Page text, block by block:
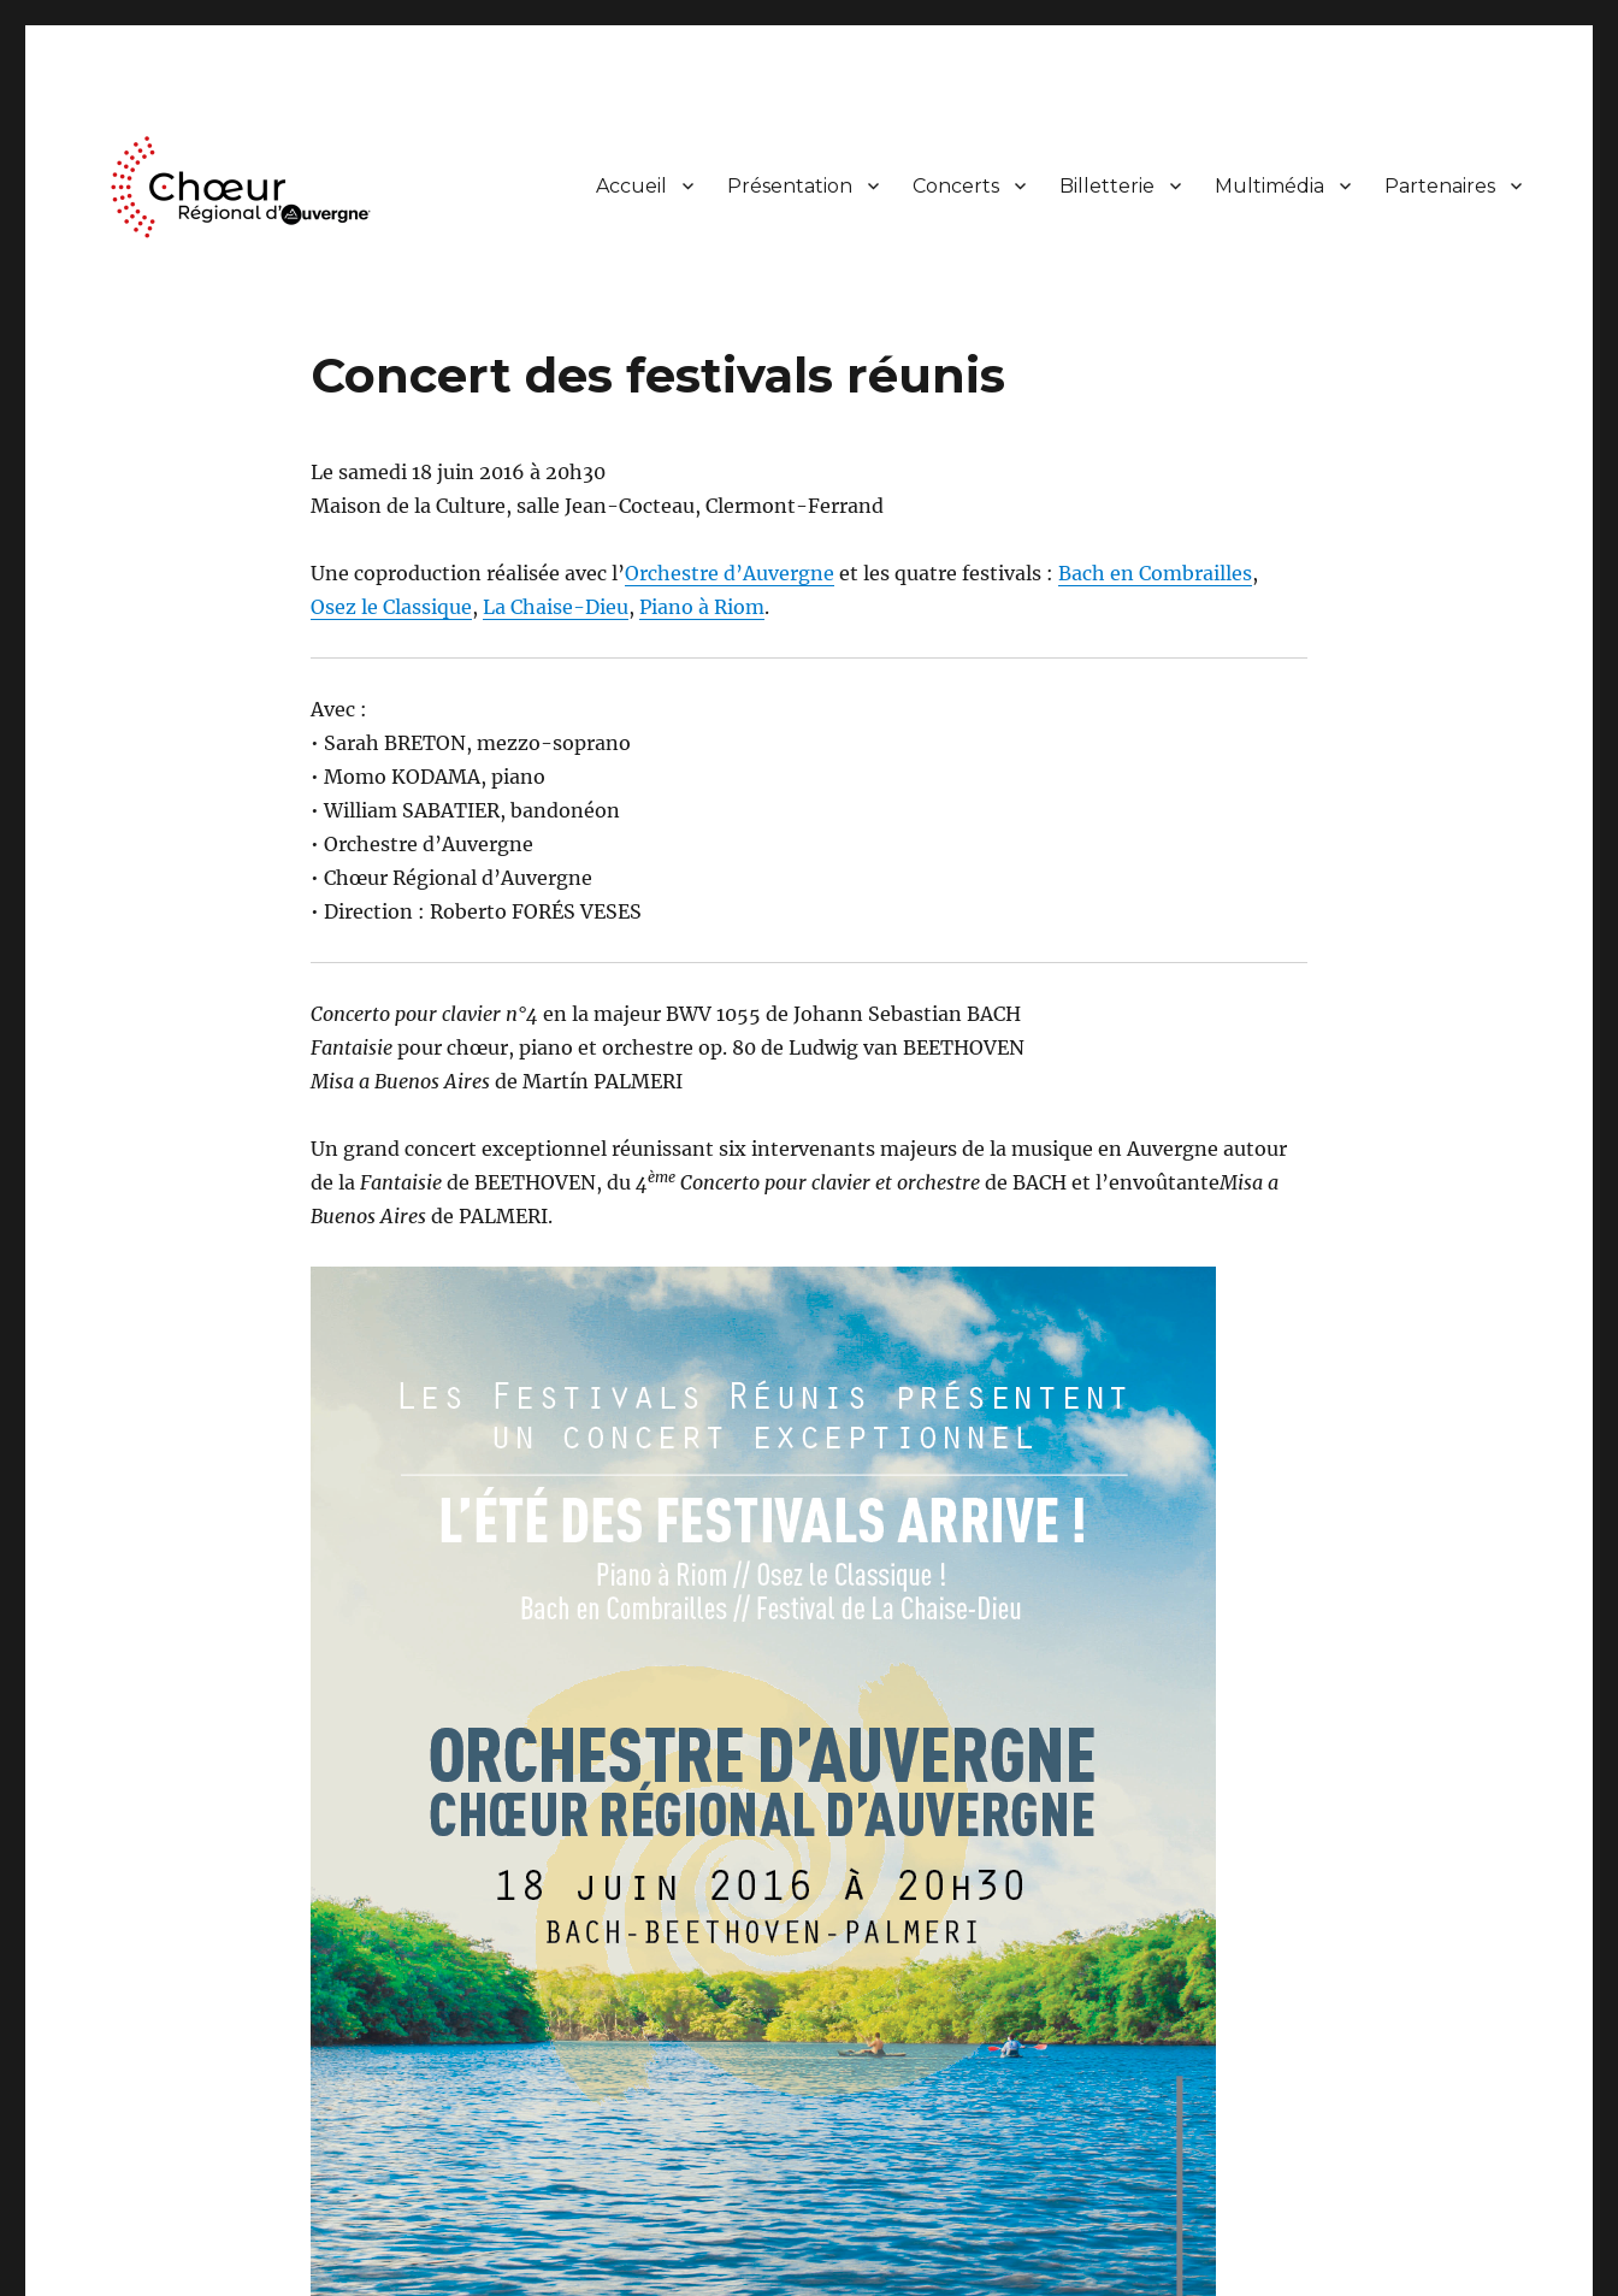
Accueil Présentation Concerts Billetterie Multimédia Partenaires
Concert des festivals réunis
Le samedi 18 juin 2016 à 20h30
Maison de la Culture, salle Jean-Cocteau, Clermont-Ferrand
Une coproduction réalisée avec l’Orchestre d’Auvergne et les quatre festivals : Bach en Combrailles,
Osez le Classique, La Chaise-Dieu, Piano à Riom.
Avec :
• Sarah BRETON, mezzo-soprano
• Momo KODAMA, piano
• William SABATIER, bandonéon
• Orchestre d’Auvergne
• Chœur Régional d’Auvergne
• Direction : Roberto FORÉS VESES
Concerto pour clavier n°4 en la majeur BWV 1055 de Johann Sebastian BACH
Fantaisiepour chœur, piano et orchestre op. 80 de Ludwig van BEETHOVEN
Misa a Buenos Airesde Martín PALMERI
Un grand concert exceptionnel réunissant six intervenants majeurs de la musique en Auvergne autour
de la Fantaisiede BEETHOVEN, du 4èmeConcerto pour clavier et orchestrede BACH et l’envoûtanteMisa a
Buenos Airesde PALMERI.